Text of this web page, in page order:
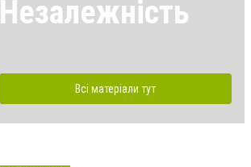
Незалежність
Всі матеріали тут